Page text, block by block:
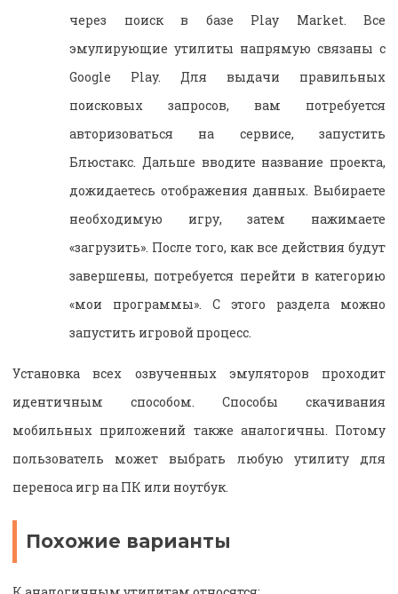
через поиск в базе Play Market. Все
эмулирующие утилиты напрямую связаны с
Google
Play. Для выдачи правильных
поисковых запросов, вам потребуется
авторизоваться на сервисе, запустить
Блюстакс. Дальше вводите название проекта,
дожидаетесь отображения данных. Выбираете
необходимую игру, затем нажимаете
«загрузить». После того, как все действия будут
завершены, потребуется перейти в категорию
«мои программы». С этого раздела можно
запустить игровой процесс.
Установка всех озвученных эмуляторов проходит
идентичным способом. Способы скачивания
мобильных приложений также аналогичны. Потому
пользователь может выбрать любую утилиту для
переноса игр на ПК или ноутбук.
Похожие варианты